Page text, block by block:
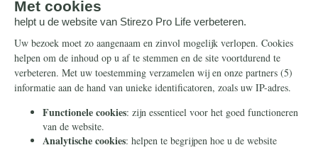
Steun ons
Nieuwsbrief
Eenmalig
Maandelijks
Periodiek
Info
Contact
Ontvang onze
Telegram-berichten